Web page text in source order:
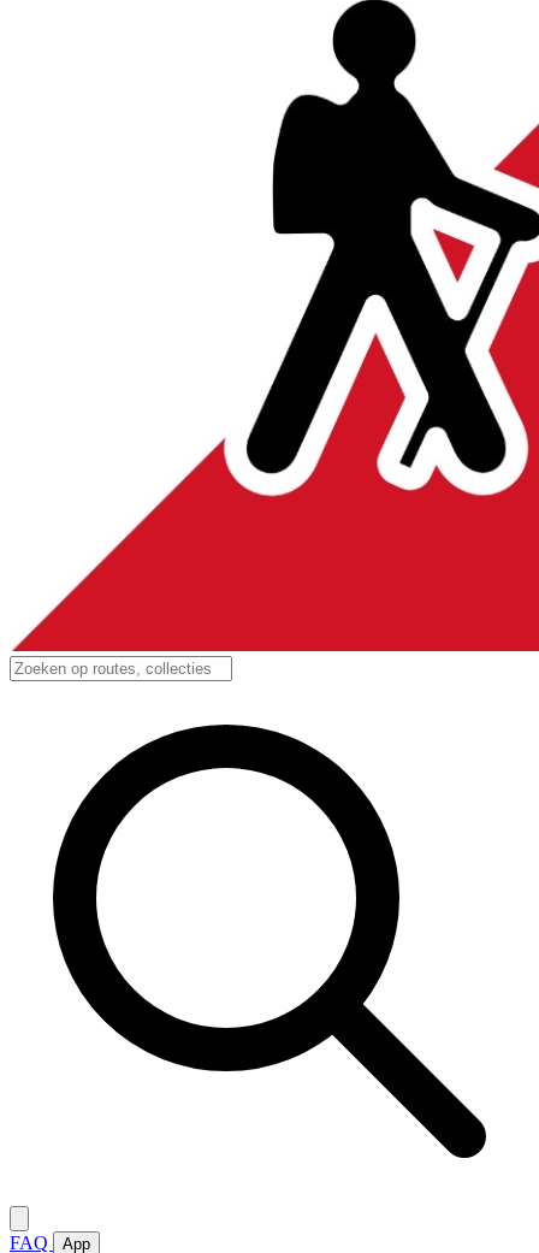
FAQ App